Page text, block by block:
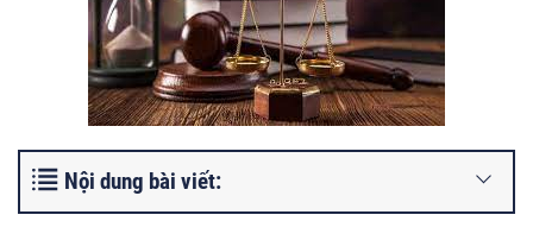
Nội dung bài viết: